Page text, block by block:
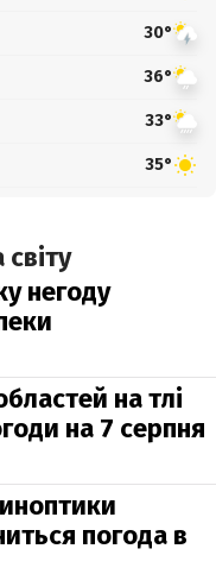
30°
36°
33°
35°
негоду
на тлі
на 7 серпня
погода в